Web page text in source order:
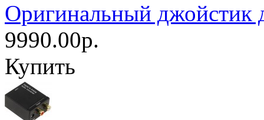
Оригинальный джойстик
9990.00р.
Купить